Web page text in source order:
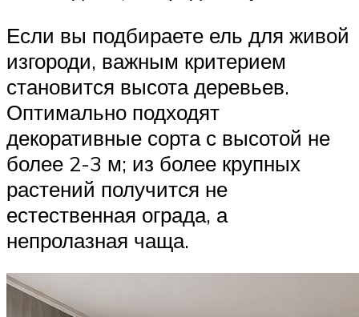
Если вы подбираете ель для живой
изгороди, важным критерием
становится высота деревьев.
Оптимально подходят
декоративные сорта с высотой не
более 2-3 м; из более крупных
растений получится не
естественная ограда, а
непролазная чаща.